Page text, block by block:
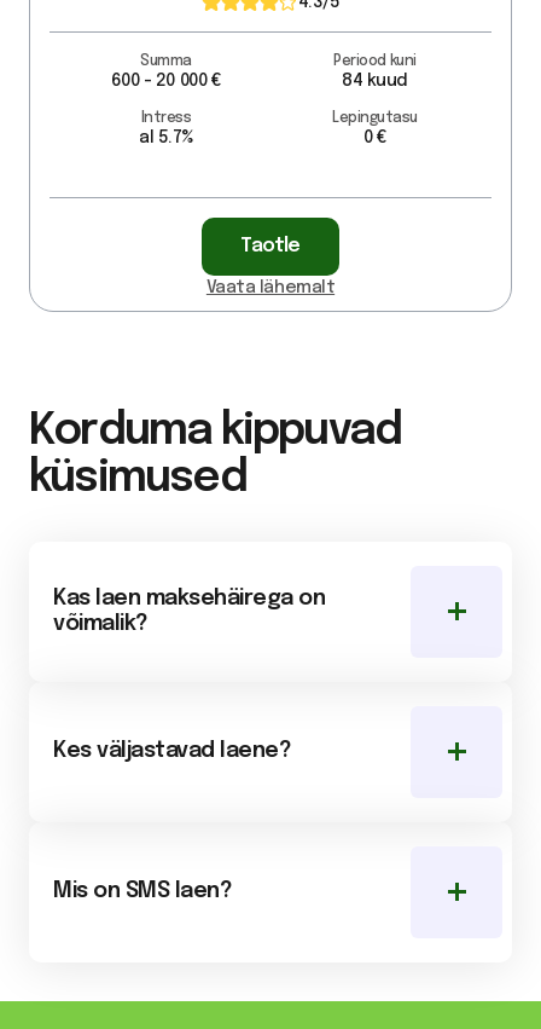
Summa
600 - 20 000 €
Periood kuni
84 kuud
Intress
al 5.7%
Lepingutasu
0 €
Taotle
Vaata lähemalt
Korduma kippuvad
küsimused
Kas laen maksehäirega on
võimalik?
Kes väljastavad laene?
Mis on SMS laen?